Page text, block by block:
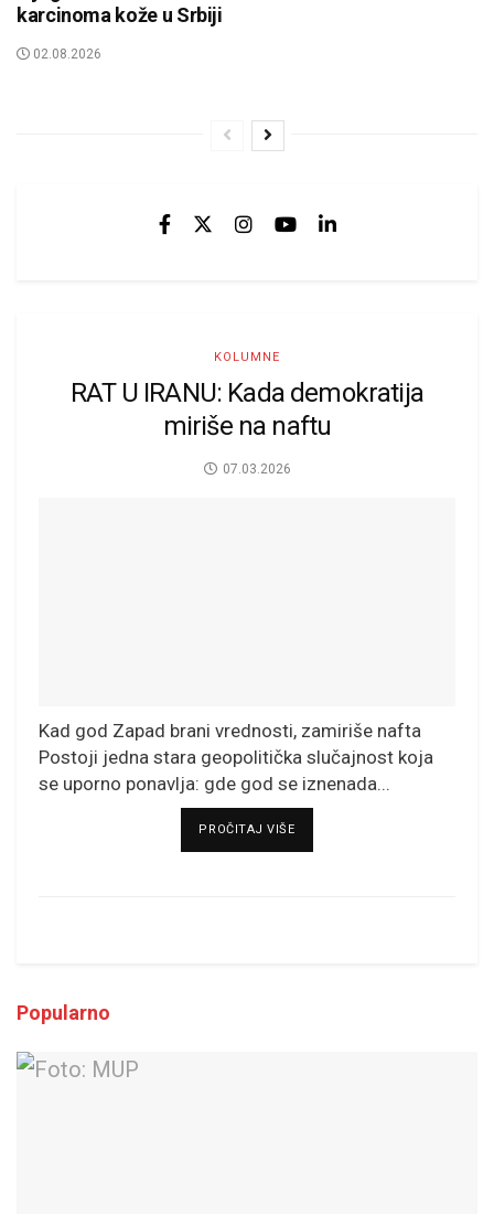
karcinoma kože u Srbiji
02.08.2026
KOLUMNE
RAT U IRANU: Kada demokratija
miriše na naftu
07.03.2026
Kad god Zapad brani vrednosti, zamiriše nafta
Postoji jedna stara geopolitička slučajnost koja
se uporno ponavlja: gde god se iznenada...
PROČITAJ VIŠEDETAILS
Popularno